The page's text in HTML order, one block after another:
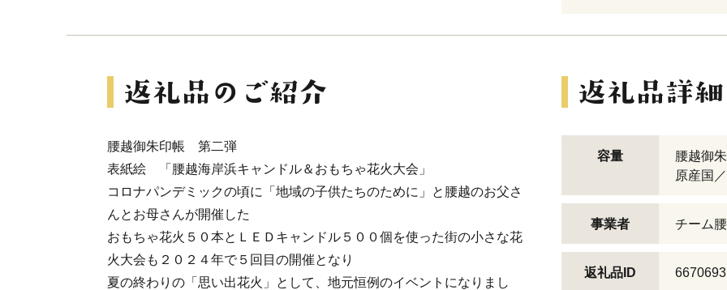
腰越御朱印帳 第二弾
表紙絵 「腰越海岸浜キャンドル＆おもちゃ花火大会」
コロナパンデミックの頃に「地域の子供たちのために」と腰越のお父さ
んとお母さんが開催した
おもちゃ花火５０本とＬＥＤキャンドル５００個を使った街の小さな花
火大会も２０２４年で５回目の開催となり
夏の終わりの「思い出花火」として、地元恒例のイベントになりまし
容量
腰越御
原産国
事業者 チーム
返礼品ID 6670693